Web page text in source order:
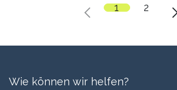
1 2
Wie können wir helfen?